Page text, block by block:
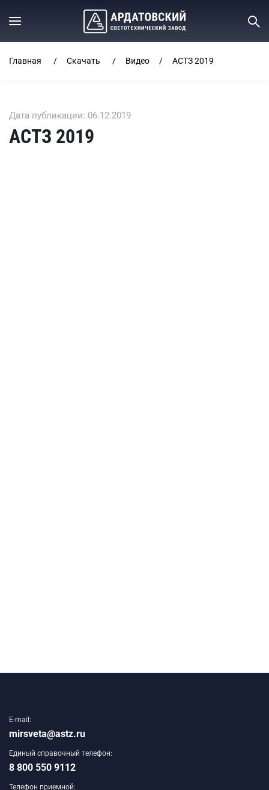
Главная Скачать Видео АСТЗ 2019
Дата публикации: 06.12.2019
АСТЗ 2019
E-mail:
mirsveta@astz.ru
Единый справочный телефон:
8 800 550 9112
Телефон приемной: